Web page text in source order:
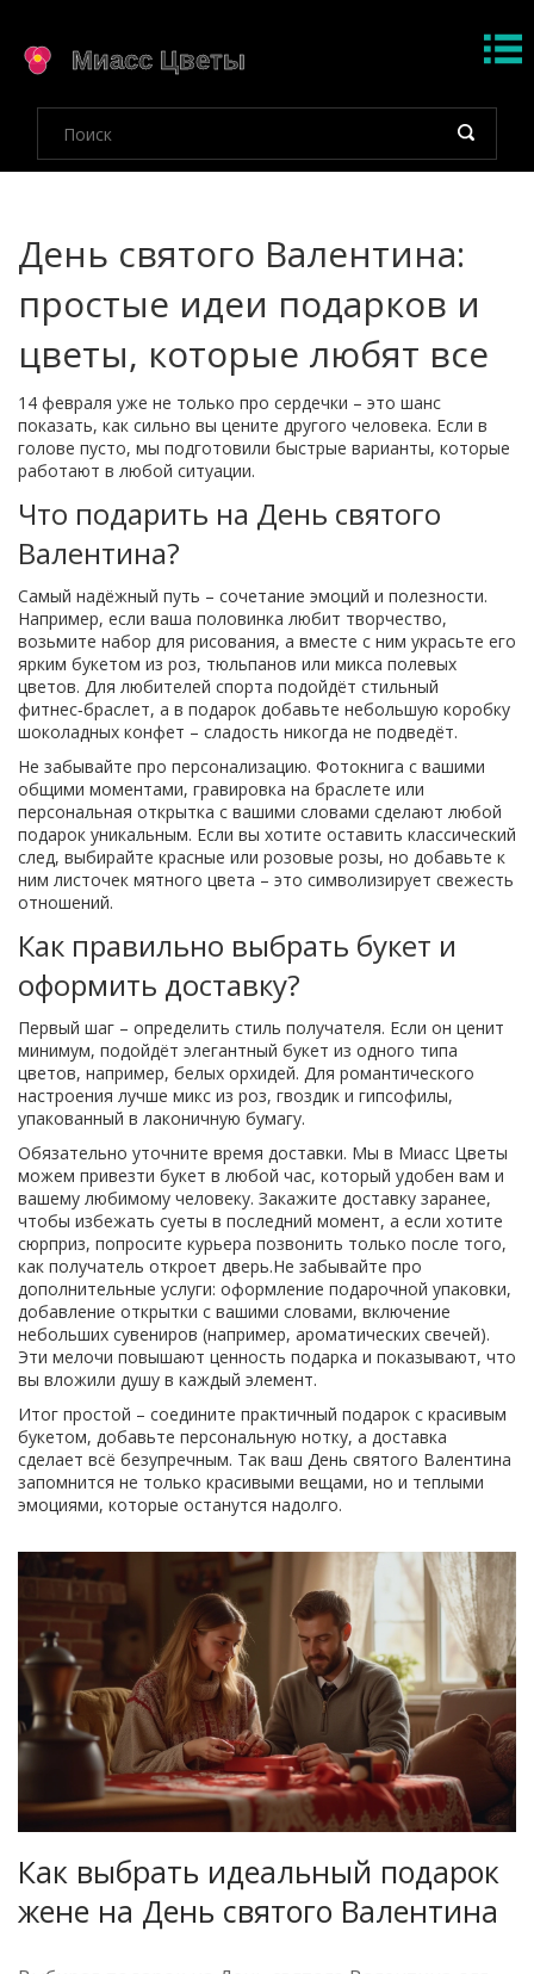
День святого Валентина:
простые идеи подарков и
цветы, которые любят все
14 февраля уже не только про сердечки – это шанс
показать, как сильно вы цените другого человека. Если в
голове пусто, мы подготовили быстрые варианты, которые
работают в любой ситуации.
Что подарить на День святого
Валентина?
Самый надёжный путь – сочетание эмоций и полезности.
Например, если ваша половинка любит творчество,
возьмите набор для рисования, а вместе с ним украсьте его
ярким букетом из роз, тюльпанов или микса полевых
цветов. Для любителей спорта подойдёт стильный
фитнес‑браслет, а в подарок добавьте небольшую коробку
шоколадных конфет – сладость никогда не подведёт.
Не забывайте про персонализацию. Фотокнига с вашими
общими моментами, гравировка на браслете или
персональная открытка с вашими словами сделают любой
подарок уникальным. Если вы хотите оставить классический
след, выбирайте красные или розовые розы, но добавьте к
ним листочек мятного цвета – это символизирует свежесть
отношений.
Как правильно выбрать букет и
оформить доставку?
Первый шаг – определить стиль получателя. Если он ценит
минимум, подойдёт элегантный букет из одного типа
цветов, например, белых орхидей. Для романтического
настроения лучше микс из роз, гвоздик и гипсофилы,
упакованный в лаконичную бумагу.
Обязательно уточните время доставки. Мы в Миасс Цветы
можем привезти букет в любой час, который удобен вам и
вашему любимому человеку. Закажите доставку заранее,
чтобы избежать суеты в последний момент, а если хотите
сюрприз, попросите курьера позвонить только после того,
как получатель откроет дверь.Не забывайте про
дополнительные услуги: оформление подарочной упаковки,
добавление открытки с вашими словами, включение
небольших сувениров (например, ароматических свечей).
Эти мелочи повышают ценность подарка и показывают, что
вы вложили душу в каждый элемент.
Итог простой – соедините практичный подарок с красивым
букетом, добавьте персональную нотку, а доставка
сделает всё безупречным. Так ваш День святого Валентина
запомнится не только красивыми вещами, но и теплыми
эмоциями, которые останутся надолго.
Как выбрать идеальный подарок
жене на День святого Валентина